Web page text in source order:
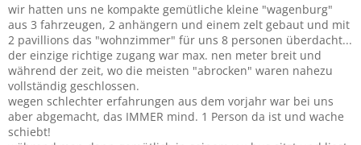
wir hatten uns ne kompakte gemütliche kleine "wagenburg"
aus 3 fahrzeugen, 2 anhängern und einem zelt gebaut und mit
2 pavillions das "wohnzimmer" für uns 8 personen überdacht...
der einzige richtige zugang war max. nen meter breit und
während der zeit, wo die meisten "abrocken" waren nahezu
vollständig geschlossen.
wegen schlechter erfahrungen aus dem vorjahr war bei uns
aber abgemacht, das IMMER mind. 1 Person da ist und wache
schiebt!